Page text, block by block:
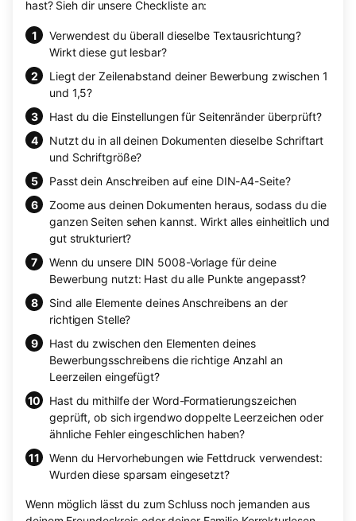
hast? Sieh dir unsere Checkliste an:
Verwendest du überall dieselbe Textausrichtung?
Wirkt diese gut lesbar?
Liegt der Zeilenabstand deiner Bewerbung zwischen 1
und 1,5?
Hast du die Einstellungen für Seitenränder überprüft?
Nutzt du in all deinen Dokumenten dieselbe Schriftart
und Schriftgröße?
Passt dein Anschreiben auf eine DIN-A4-Seite?
Zoome aus deinen Dokumenten heraus, sodass du die
ganzen Seiten sehen kannst. Wirkt alles einheitlich und
gut strukturiert?
Wenn du unsere DIN 5008-Vorlage für deine
Bewerbung nutzt: Hast du alle Punkte angepasst?
Sind alle Elemente deines Anschreibens an der
richtigen Stelle?
Hast du zwischen den Elementen deines
Bewerbungsschreibens die richtige Anzahl an
Leerzeilen eingefügt?
Hast du mithilfe der Word-Formatierungszeichen
geprüft, ob sich irgendwo doppelte Leerzeichen oder
ähnliche Fehler eingeschlichen haben?
Wenn du Hervorhebungen wie Fettdruck verwendest:
Wurden diese sparsam eingesetzt?
Wenn möglich lässt du zum Schluss noch jemanden aus